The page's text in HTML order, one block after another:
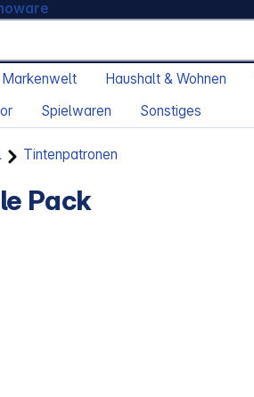
Haushalt & Wohnen
Spielwaren Sonstiges
Tintenpatronen
Pack